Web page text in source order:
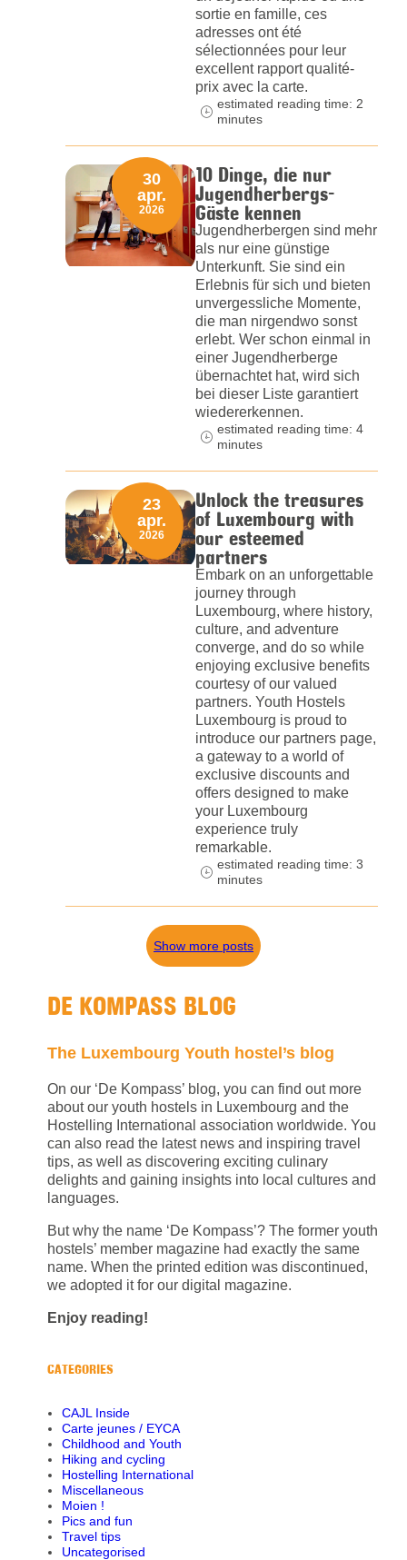
sortie en famille, ces
adresses ont été
sélectionnées pour leur
excellent rapport qualité-
prix avec la carte.
estimated reading time: 2
minutes
10 Dinge, die nur
Jugendherbergs-
Gäste kennen
Jugendherbergen sind mehr
als nur eine günstige
Unterkunft. Sie sind ein
Erlebnis für sich und bieten
unvergessliche Momente,
die man nirgendwo sonst
erlebt. Wer schon einmal in
einer Jugendherberge
übernachtet hat, wird sich
bei dieser Liste garantiert
wiedererkennen.
30
apr.
2026
estimated reading time: 4
minutes
Unlock the treasures
of Luxembourg with
our esteemed
partners
Embark on an unforgettable
journey through
Luxembourg, where history,
culture, and adventure
converge, and do so while
enjoying exclusive benefits
courtesy of our valued
partners. Youth Hostels
Luxembourg is proud to
introduce our partners page,
a gateway to a world of
exclusive discounts and
offers designed to make
your Luxembourg
experience truly
remarkable.
23
apr.
2026
estimated reading time: 3
minutes
Show more posts
DE KOMPASS BLOG
The Luxembourg Youth hostel’s blog
On our ‘De Kompass’ blog, you can find out more
about our youth hostels in Luxembourg and the
Hostelling International association worldwide. You
can also read the latest news and inspiring travel
tips, as well as discovering exciting culinary
delights and gaining insights into local cultures and
languages.
But why the name ‘De Kompass’? The former youth
hostels’ member magazine had exactly the same
name. When the printed edition was discontinued,
we adopted it for our digital magazine.
Enjoy reading!
CATEGORIES
CAJL Inside
Carte jeunes / EYCA
Childhood and Youth
Hiking and cycling
Hostelling International
Miscellaneous
Moien !
Pics and fun
Travel tips
Uncategorised